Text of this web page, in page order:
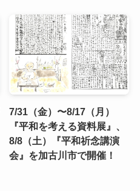
7/31（金）〜8/17（月）
『平和を考える資料展』、
8/8（土）『平和祈念講演
会』を加古川市で開催！